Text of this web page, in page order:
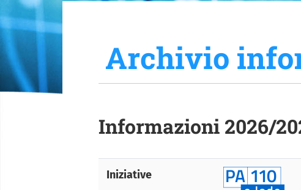
Archivio
Informazioni 2026/
Iniziative